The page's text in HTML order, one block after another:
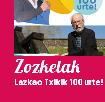
Zozketak
Lazkao Txikik 100 urte!